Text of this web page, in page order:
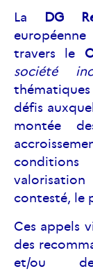
La DG
travers le
société
défis
montée
contesté, le
Ces appels
des
et/ou